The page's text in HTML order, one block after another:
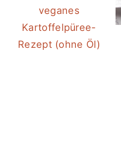
veganes
Kartoffelpüree-
Rezept (ohne Öl)